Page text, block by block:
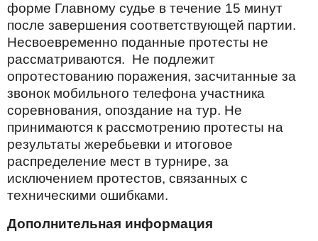
форме Главному судье в течение 15 минут
после завершения соответствующей партии.
Несвоевременно поданные протесты не
рассматриваются. Не подлежит
опротестованию поражения, засчитанные за
звонок мобильного телефона участника
соревнования, опоздание на тур. Не
принимаются к рассмотрению протесты на
результаты жеребьевки и итоговое
распределение мест в турнире, за
исключением протестов, связанных с
техническими ошибками.
Дополнительная информация